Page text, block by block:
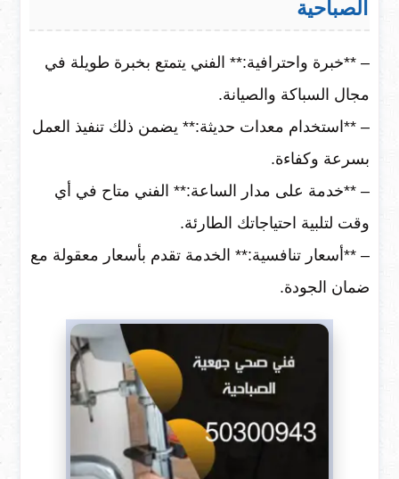
الصباحية
– **خبرة واحترافية:** الفني يتمتع بخبرة طويلة في
مجال السباكة والصيانة.
– **استخدام معدات حديثة:** يضمن ذلك تنفيذ العمل
بسرعة وكفاءة.
– **خدمة على مدار الساعة:** الفني متاح في أي
وقت لتلبية احتياجاتك الطارئة.
– **أسعار تنافسية:** الخدمة تقدم بأسعار معقولة مع
ضمان الجودة.